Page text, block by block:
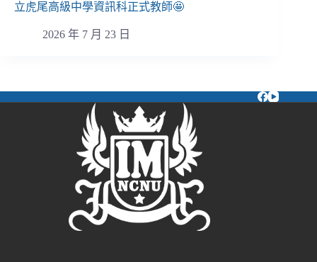
立虎尾高級中學資訊科正式教師🤩
2026 年 7 月 23 日